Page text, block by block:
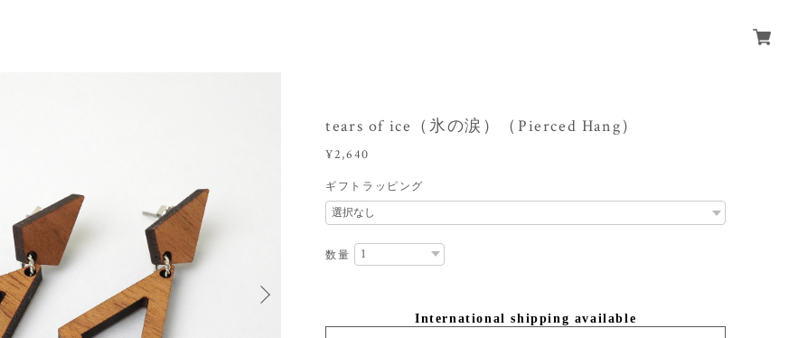
tears of ice（氷の涙）（Pierced Hang）
¥2,640
ギフトラッピング
数量
International shipping available